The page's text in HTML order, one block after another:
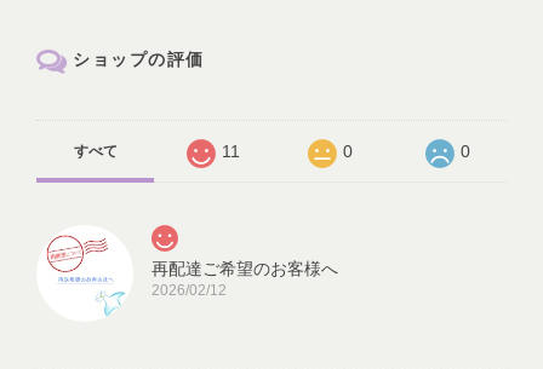
ショップの評価
すべて 11 0 0
再配達ご希望のお客様へ
2026/02/12